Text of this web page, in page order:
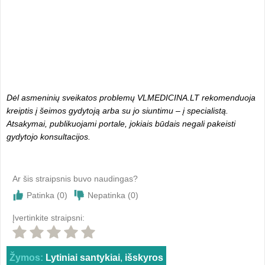
Dėl asmeninių sveikatos problemų VLMEDICINA.LT rekomenduoja
kreiptis į šeimos gydytoją arba su jo siuntimu – į specialistą.
Atsakymai, publikuojami portale, jokiais būdais negali pakeisti
gydytojo konsultacijos.
Ar šis straipsnis buvo naudingas?
Patinka (0) Nepatinka (0)
Įvertinkite straipsni:
Žymos: Lytiniai santykiai, išskyros